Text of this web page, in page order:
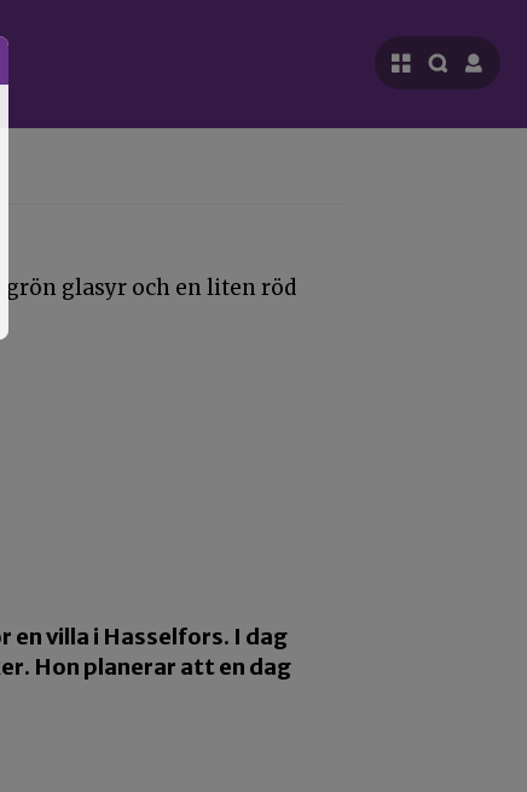
en villa i Hasselfors. I dag
Hon planerar att en dag